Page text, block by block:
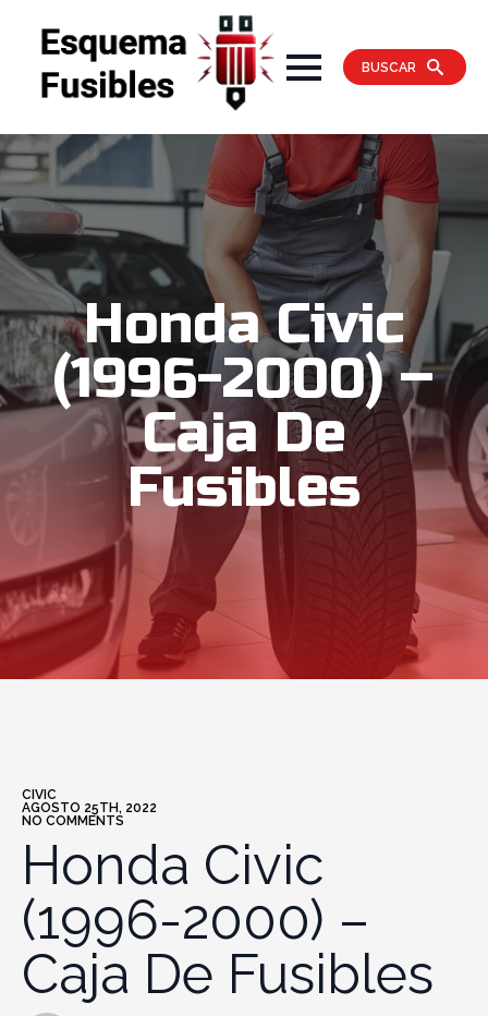
BUSCAR
Honda Civic
(1996-2000) –
Caja De
Fusibles
CIVIC
AGOSTO 25TH, 2022
NO COMMENTS
Honda Civic
(1996-2000) –
Caja De Fusibles